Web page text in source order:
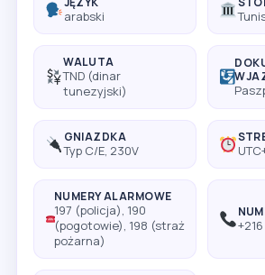
arabski
WALUTA
TND (dinar
tunezyjski)
GNIAZDKA
Typ C/E, 230V
NUMERY ALARMOWE
197 (policja), 190
(pogotowie), 198 (straż
pożarna)
+216